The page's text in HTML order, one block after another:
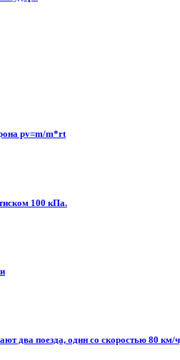
pv=m/m*rt
100 кПа.
два поезда, один со скоростью 80